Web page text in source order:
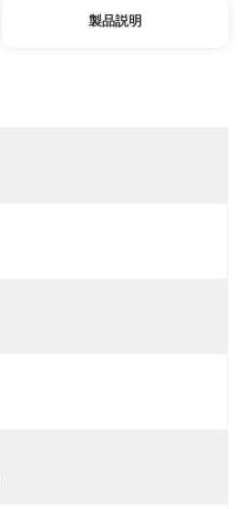
製品説明